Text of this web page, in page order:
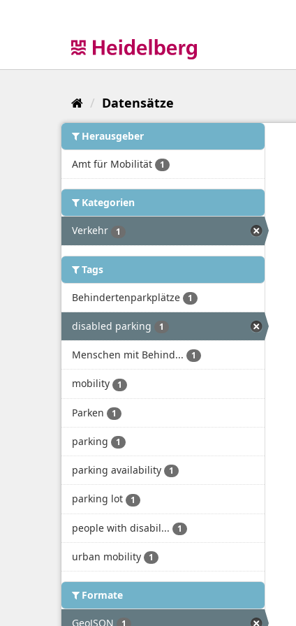
Datensätze
Herausgeber
Amt für Mobilität 1
Kategorien
Verkehr 1
Tags
Behindertenparkplätze 1
disabled parking 1
Menschen mit Behind... 1
mobility 1
Parken 1
parking 1
parking availability 1
parking lot 1
people with disabil... 1
urban mobility 1
Formate
GeoJSON